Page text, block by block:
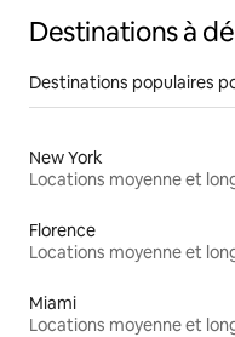
Destinations à
Destinations populaires
New York
Florence
Miami